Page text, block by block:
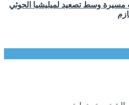
وسط تصعيد لميليشيا الحوثي